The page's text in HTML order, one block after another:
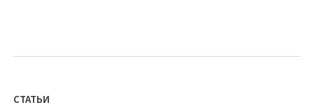
СТАТЬИ